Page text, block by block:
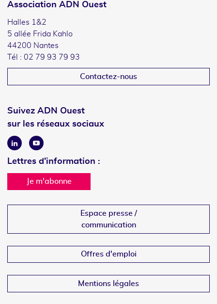
Association ADN Ouest
Halles 1&2
5 allée Frida Kahlo
44200 Nantes
Tél : 02 79 93 79 93
Contactez-nous
Suivez ADN Ouest
sur les réseaux sociaux
LinkedinYoutube
Lettres d'information :
Je m'abonne
Espace presse /
communication
Offres d'emploi
Mentions légales